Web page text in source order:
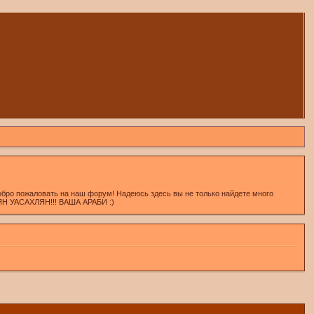
пожаловать на наш форум! Надеюсь здесь вы не только найдете много
УАСАХЛЯН!!! ВАША АРАБИ :)